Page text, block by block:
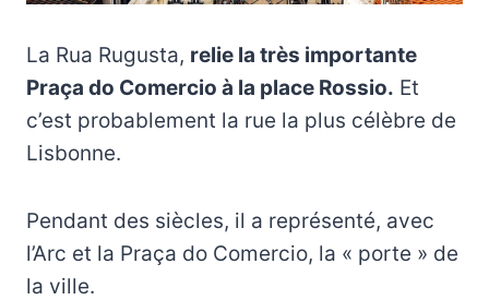
La Rua Rugusta, relie la très importante
Praça do Comercio à la place Rossio. Et
c’est probablement la rue la plus célèbre de
Lisbonne.
Pendant des siècles, il a représenté, avec
l’Arc et la Praça do Comercio, la « porte » de
la ville.